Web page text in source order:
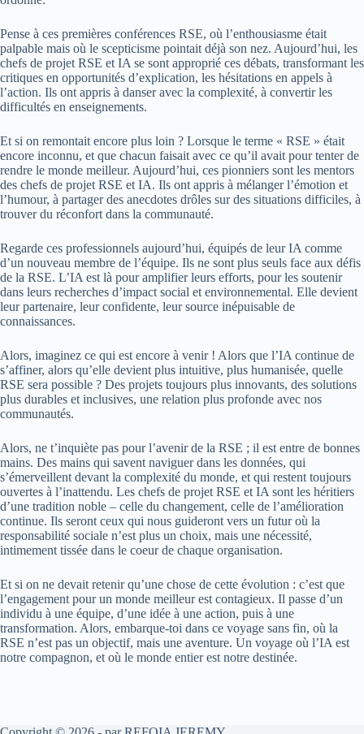
Pense à ces premières conférences RSE, où l’enthousiasme était
palpable mais où le scepticisme pointait déjà son nez. Aujourd’hui, les
chefs de projet RSE et IA se sont approprié ces débats, transformant les
critiques en opportunités d’explication, les hésitations en appels à
l’action. Ils ont appris à danser avec la complexité, à convertir les
difficultés en enseignements.
Et si on remontait encore plus loin ? Lorsque le terme « RSE » était
encore inconnu, et que chacun faisait avec ce qu’il avait pour tenter de
rendre le monde meilleur. Aujourd’hui, ces pionniers sont les mentors
des chefs de projet RSE et IA. Ils ont appris à mélanger l’émotion et
l’humour, à partager des anecdotes drôles sur des situations difficiles, à
trouver du réconfort dans la communauté.
Regarde ces professionnels aujourd’hui, équipés de leur IA comme
d’un nouveau membre de l’équipe. Ils ne sont plus seuls face aux défis
de la RSE. L’IA est là pour amplifier leurs efforts, pour les soutenir
dans leurs recherches d’impact social et environnemental. Elle devient
leur partenaire, leur confidente, leur source inépuisable de
connaissances.
Alors, imaginez ce qui est encore à venir ! Alors que l’IA continue de
s’affiner, alors qu’elle devient plus intuitive, plus humanisée, quelle
RSE sera possible ? Des projets toujours plus innovants, des solutions
plus durables et inclusives, une relation plus profonde avec nos
communautés.
Alors, ne t’inquiète pas pour l’avenir de la RSE ; il est entre de bonnes
mains. Des mains qui savent naviguer dans les données, qui
s’émerveillent devant la complexité du monde, et qui restent toujours
ouvertes à l’inattendu. Les chefs de projet RSE et IA sont les héritiers
d’une tradition noble – celle du changement, celle de l’amélioration
continue. Ils seront ceux qui nous guideront vers un futur où la
responsabilité sociale n’est plus un choix, mais une nécessité,
intimement tissée dans le coeur de chaque organisation.
Et si on ne devait retenir qu’une chose de cette évolution : c’est que
l’engagement pour un monde meilleur est contagieux. Il passe d’un
individu à une équipe, d’une idée à une action, puis à une
transformation. Alors, embarque-toi dans ce voyage sans fin, où la
RSE n’est pas un objectif, mais une aventure. Un voyage où l’IA est
notre compagnon, et où le monde entier est notre destinée.